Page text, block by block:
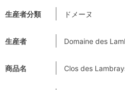
生産者分類 ドメーヌ
生産者 Domaine des
商品名 Clos des